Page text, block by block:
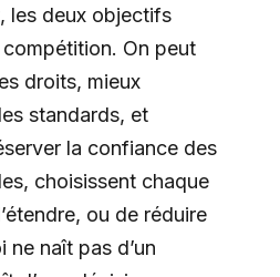
les deux objectifs
On peut
droits, mieux
standards, et
la confiance des
choisissent chaque
ou de réduire
ne naît pas d’un